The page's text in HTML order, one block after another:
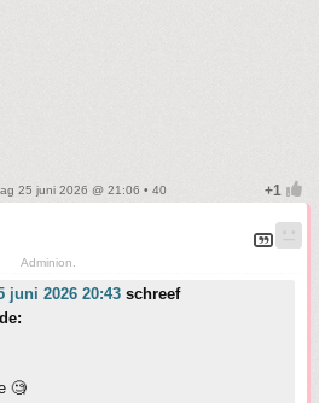
25 juni 2026 @ 21:06 • 40
Adminion.
juni 2026 20:43 schreef
🧐